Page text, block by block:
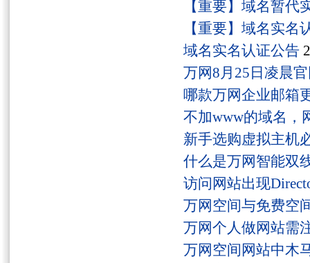
【重要】域名暂代
【重要】域名实名
域名实名认证公告
万网8月25日凌晨
哪款万网企业邮箱
不加www的域名，
新手选购虚拟主机
什么是万网智能双
访问网站出现
万网空间与免费空
万网个人做网站需
万网空间网站中木